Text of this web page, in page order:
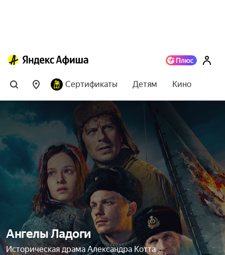
Сертификаты Детям Кино
Ангелы Ладоги
Историческая драма Александра Котта